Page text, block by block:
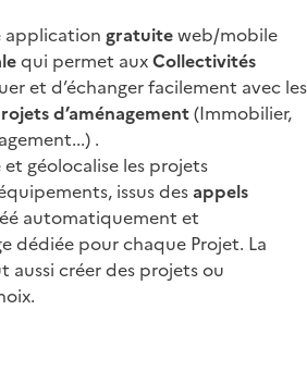
application gratuiteweb/mobile
qui permet auxCollectivités
et d’échanger facilement avec les
d’aménagement(Immobilier,
.
géolocalise les projets
issus desappels
automatiquement et
dédiée pour chaque Projet. La
créer des projets ou